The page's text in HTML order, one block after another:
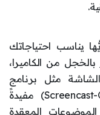
يناسب احتياجاتك
من الكاميرا،
مثل برنامج
"سكرين كاست أو ماتيك" (Screencast-O-Matic) مفيدةً
المعقدة